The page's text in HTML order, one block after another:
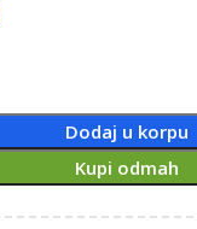
Dodaj u korpu
Kupi odmah